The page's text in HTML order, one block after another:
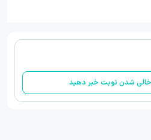
شدن نوبت خبر دهید